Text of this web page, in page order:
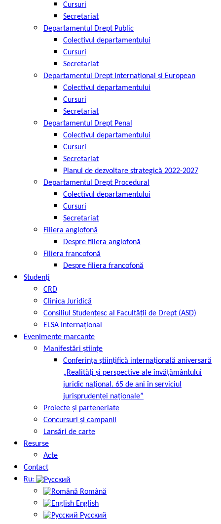
Cursuri
Secretariat
Departamentul Drept Public
Colectivul departamentului
Cursuri
Secretariat
Departamentul Drept Internațional și European
Colectivul departamentului
Cursuri
Secretariat
Departamentul Drept Penal
Colectivul departamentului
Cursuri
Secretariat
Planul de dezvoltare strategică 2022-2027
Departamentul Drept Procedural
Colectivul departamentului
Cursuri
Secretariat
Filiera anglofonă
Despre filiera anglofonă
Filiera francofonă
Despre filiera francofonă
Studenți
CRD
Clinica Juridică
Consiliul Studențesc al Facultății de Drept (ASD)
ELSA Internațional
Evenimente marcante
Manifestări științe
Conferința științifică internațională aniversară
„Realități și perspective ale învățământului
juridic național. 65 de ani în serviciul
jurisprudenței naționale”
Proiecte și parteneriate
Concursuri și campanii
Lansări de carte
Resurse
Acte
Contact
Ru:
Română
English
Русский